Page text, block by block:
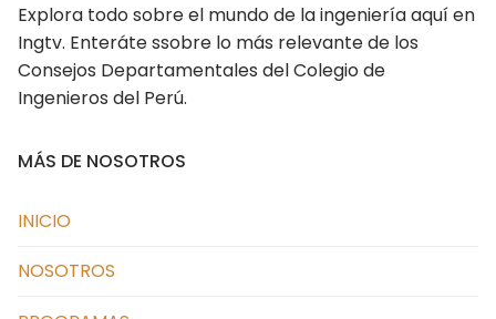
Tingo María – Huánuco
Tumbes
Explora todo sobre el mundo de la ingeniería aquí en
Ingtv. Enteráte ssobre lo más relevante de los
Consejos Departamentales del Colegio de
Ingenieros del Perú.
MÁS DE NOSOTROS
INICIO
NOSOTROS